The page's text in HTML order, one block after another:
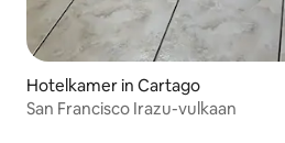
Hotelkamer in Cartago
San Francisco Irazu-vulkaan